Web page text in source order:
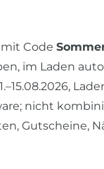
mit Code
im Laden
nicht
Gutscheine,